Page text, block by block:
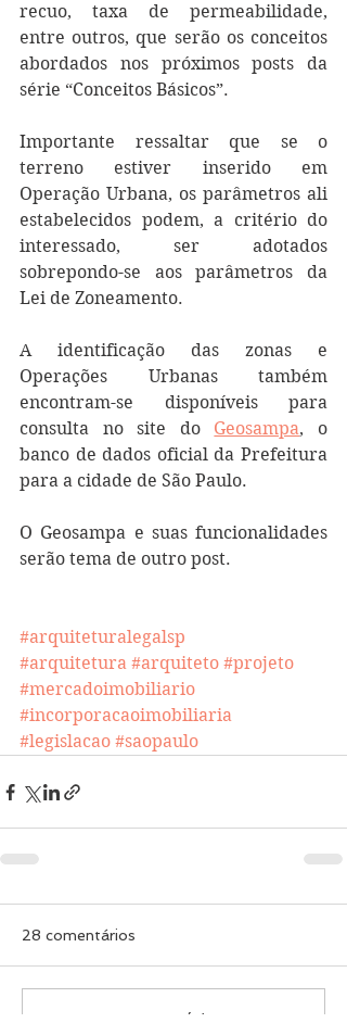
recuo, taxa de permeabilidade,
entre outros, que serão os conceitos
abordados nos próximos posts da
série “Conceitos Básicos”.
Importante ressaltar que se o
terreno estiver inserido em
Operação Urbana, os parâmetros ali
estabelecidos podem, a critério do
interessado, ser adotados
sobrepondo-se aos parâmetros da
Lei de Zoneamento.
A identificação das zonas e
Operações Urbanas também
encontram-se disponíveis para
consulta no site do Geosampa, o
banco de dados oficial da Prefeitura
para a cidade de São Paulo.
O Geosampa e suas funcionalidades
serão tema de outro post.
#arquiteturalegalsp
#arquitetura #arquiteto #projeto
#mercadoimobiliario
#incorporacaoimobiliaria
#legislacao #saopaulo
28 comentários